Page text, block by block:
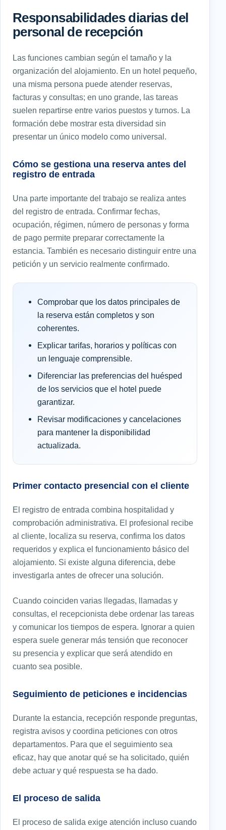
Responsabilidades diarias del
personal de recepción
Las funciones cambian según el tamaño y la
organización del alojamiento. En un hotel pequeño,
una misma persona puede atender reservas,
facturas y consultas; en uno grande, las tareas
suelen repartirse entre varios puestos y turnos. La
formación debe mostrar esta diversidad sin
presentar un único modelo como universal.
Cómo se gestiona una reserva antes del
registro de entrada
Una parte importante del trabajo se realiza antes
del registro de entrada. Confirmar fechas,
ocupación, régimen, número de personas y forma
de pago permite preparar correctamente la
estancia. También es necesario distinguir entre una
petición y un servicio realmente confirmado.
Comprobar que los datos principales de
la reserva están completos y son
coherentes.
Explicar tarifas, horarios y políticas con
un lenguaje comprensible.
Diferenciar las preferencias del huésped
de los servicios que el hotel puede
garantizar.
Revisar modificaciones y cancelaciones
para mantener la disponibilidad
actualizada.
Primer contacto presencial con el cliente
El registro de entrada combina hospitalidad y
comprobación administrativa. El profesional recibe
al cliente, localiza su reserva, confirma los datos
requeridos y explica el funcionamiento básico del
alojamiento. Si existe alguna diferencia, debe
investigarla antes de ofrecer una solución.
Cuando coinciden varias llegadas, llamadas y
consultas, el recepcionista debe ordenar las tareas
y comunicar los tiempos de espera. Ignorar a quien
espera suele generar más tensión que reconocer
su presencia y explicar que será atendido en
cuanto sea posible.
Seguimiento de peticiones e incidencias
Durante la estancia, recepción responde preguntas,
registra avisos y coordina peticiones con otros
departamentos. Para que el seguimiento sea
eficaz, hay que anotar qué se ha solicitado, quién
debe actuar y qué respuesta se ha dado.
El proceso de salida
El proceso de salida exige atención incluso cuando